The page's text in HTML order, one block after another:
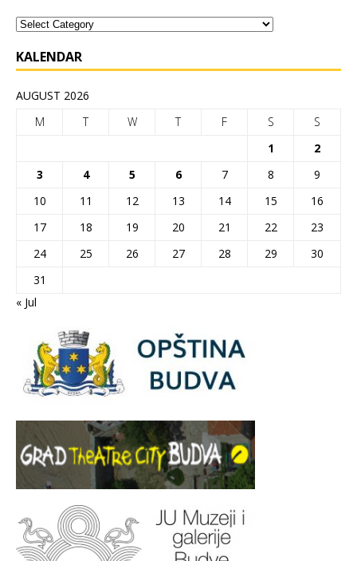
KALENDAR
AUGUST 2026
M
T W T F S
S
1
2
3
4 5 6 7 8
9
10
11 12 13 14 15
16
17
18 19 20 21 22
23
24
25 26 27 28 29
30
31
« Jul